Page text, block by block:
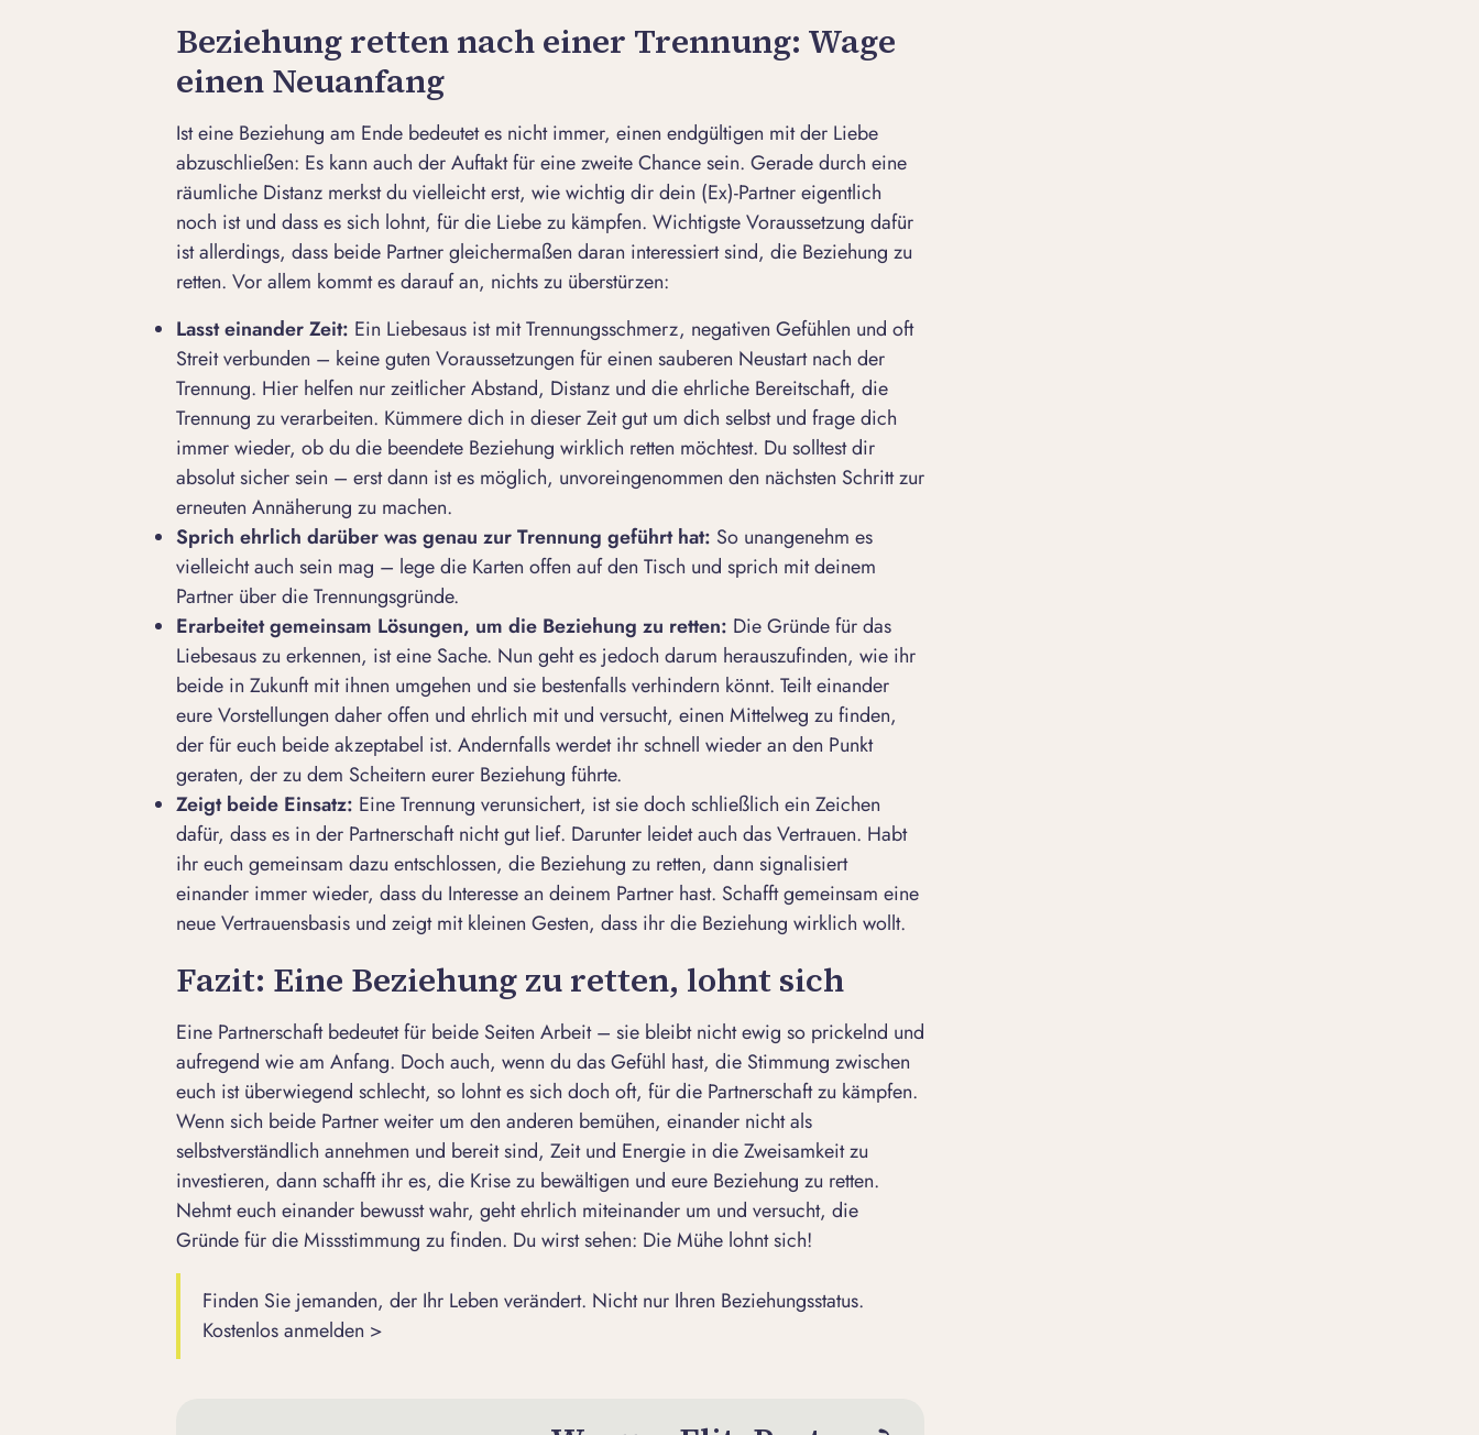
Beziehung retten nach einer Trennung: Wage
einen Neuanfang
Ist eine Beziehung am Ende bedeutet es nicht immer, einen endgültigen mit der Liebe
abzuschließen: Es kann auch der Auftakt für eine zweite Chance sein. Gerade durch eine
räumliche Distanz merkst du vielleicht erst, wie wichtig dir dein (Ex)-Partner eigentlich
noch ist und dass es sich lohnt, für die Liebe zu kämpfen. Wichtigste Voraussetzung dafür
ist allerdings, dass beide Partner gleichermaßen daran interessiert sind, die Beziehung zu
retten. Vor allem kommt es darauf an, nichts zu überstürzen:
Lasst einander Zeit: Ein Liebesaus ist mitTrennungsschmerz, negativen Gefühlen und oft
Streit verbunden – keine guten Voraussetzungen für einen sauberen Neustart nach der
Trennung. Hier helfen nur zeitlicher Abstand, Distanz und die ehrliche Bereitschaft, die
Trennung zu verarbeiten. Kümmere dich in dieser Zeit gut um dich selbst und frage dich
immer wieder, ob du die beendete Beziehung wirklich retten möchtest. Du solltest dir
absolut sicher sein – erst dann ist es möglich, unvoreingenommen den nächsten Schritt zur
erneuten Annäherung zu machen.
Sprich ehrlich darüber was genau zur Trennung geführt hat: So unangenehm es
vielleicht auch sein mag – lege die Karten offen auf den Tisch und sprich mit deinem
Partner über dieTrennungsgründe.
Erarbeitet gemeinsam Lösungen, um die Beziehung zu retten: Die Gründe für das
Liebesaus zu erkennen, ist eine Sache. Nun geht es jedoch darum herauszufinden, wie ihr
beide in Zukunft mit ihnen umgehen und sie bestenfalls verhindern könnt. Teilt einander
eure Vorstellungen daher offen und ehrlich mit und versucht, einen Mittelweg zu finden,
der für euch beide akzeptabel ist. Andernfalls werdet ihr schnell wieder an den Punkt
geraten, der zu dem Scheitern eurer Beziehung führte.
Zeigt beide Einsatz: Eine Trennung verunsichert, ist sie doch schließlich ein Zeichen
dafür, dass es in der Partnerschaft nicht gut lief. Darunter leidet auch das Vertrauen. Habt
ihr euch gemeinsam dazu entschlossen, die Beziehung zu retten, dann signalisiert
einander immer wieder, dass du Interesse an deinem Partner hast. Schafft gemeinsam eine
neue Vertrauensbasis und zeigt mit kleinen Gesten, dass ihr die Beziehung wirklich wollt.
Fazit: Eine Beziehung zu retten, lohnt sich
Eine Partnerschaft bedeutet für beide Seiten Arbeit – sie bleibt nicht ewig so prickelnd und
aufregend wie am Anfang. Doch auch, wenn du das Gefühl hast, die Stimmung zwischen
euch ist überwiegend schlecht, so lohnt es sich doch oft, für die Partnerschaft zu kämpfen.
Wenn sich beide Partner weiter um den anderen bemühen, einander nicht als
selbstverständlich annehmen und bereit sind, Zeit und Energie in die Zweisamkeit zu
investieren, dann schafft ihr es, die Krise zu bewältigen und eure Beziehung zu retten.
Nehmt euch einander bewusst wahr, geht ehrlich miteinander um und versucht, die
Gründe für die Missstimmung zu finden. Du wirst sehen: Die Mühe lohnt sich!
Finden Sie jemanden, der Ihr Leben verändert. Nicht nur Ihren Beziehungsstatus.
Kostenlos anmelden >